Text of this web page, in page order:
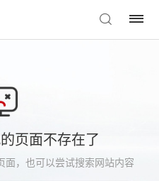
页面不存在了
面，也可以尝试搜索网站内容